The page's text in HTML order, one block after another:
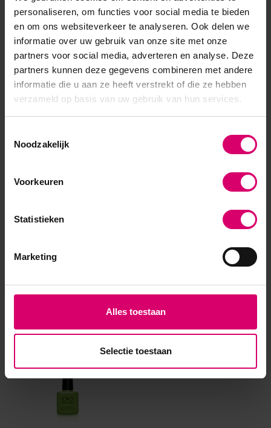
personaliseren, om functies voor social media te bieden
en om ons websiteverkeer te analyseren. Ook delen we
informatie over uw gebruik van onze site met onze
partners voor social media, adverteren en analyse. Deze
partners kunnen deze gegevens combineren met andere
informatie die u aan ze heeft verstrekt of die ze hebben
verzameld op basis van uw gebruik van hun services.
Noodzakelijk
Voorkeuren
Statistieken
Marketing
Alles toestaan
Selectie toestaan
Product specificaties